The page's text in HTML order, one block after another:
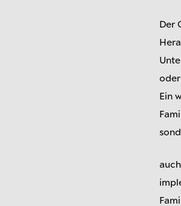
Der
Ein